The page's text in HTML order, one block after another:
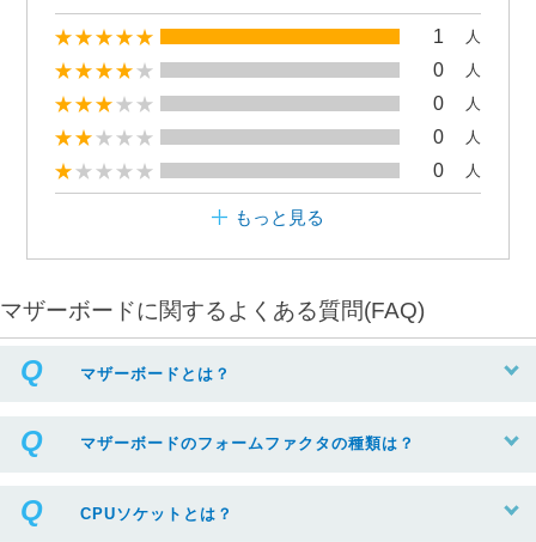
1 人
0 人
0 人
0 人
0 人
もっと見る
マザーボードに関するよくある質問(FAQ)
マザーボードとは？
マザーボードのフォームファクタの種類は？
CPUソケットとは？